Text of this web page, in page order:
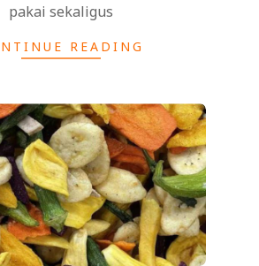
pakai sekaligus
READING